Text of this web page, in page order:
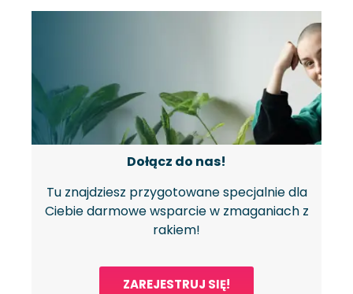
Dołącz do nas!
Tu znajdziesz przygotowane specjalnie dla
Ciebie darmowe wsparcie w zmaganiach z
rakiem!
ZAREJESTRUJ SIĘ!